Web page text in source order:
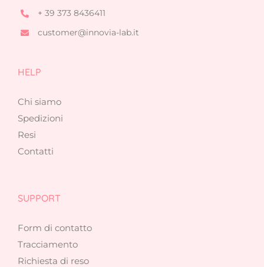
+ 39 373 8436411
customer@innovia-lab.it
HELP
Chi siamo
Spedizioni
Resi
Contatti
SUPPORT
Form di contatto
Tracciamento
Richiesta di reso